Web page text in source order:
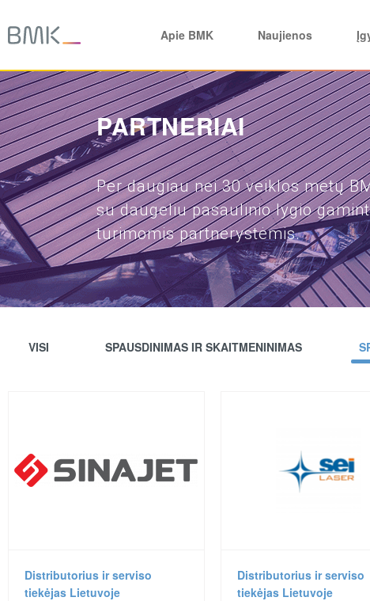
Apie BMK Naujienos
PARTNERIAI
Per daugiau nei 30 veiklos metų
su daugeliu pasaulinio lygio
turimomis partnerystėmis.
VISI SPAUSDINIMAS IR SKAITMENINIMAS
Distributorius ir serviso
tiekėjas Lietuvoje
Distributorius ir serviso
tiekėjas Lietuvoje